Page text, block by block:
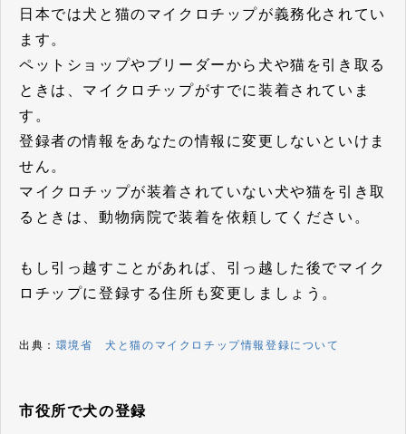
日本では犬と猫のマイクロチップが義務化されてい
ます。
ペットショップやブリーダーから犬や猫を引き取る
ときは、マイクロチップがすでに装着されていま
す。
登録者の情報をあなたの情報に変更しないといけま
せん。
マイクロチップが装着されていない犬や猫を引き取
るときは、動物病院で装着を依頼してください。
もし引っ越すことがあれば、引っ越した後でマイク
ロチップに登録する住所も変更しましょう。
出典： 環境省 犬と猫のマイクロチップ情報登録について
市役所で犬の登録